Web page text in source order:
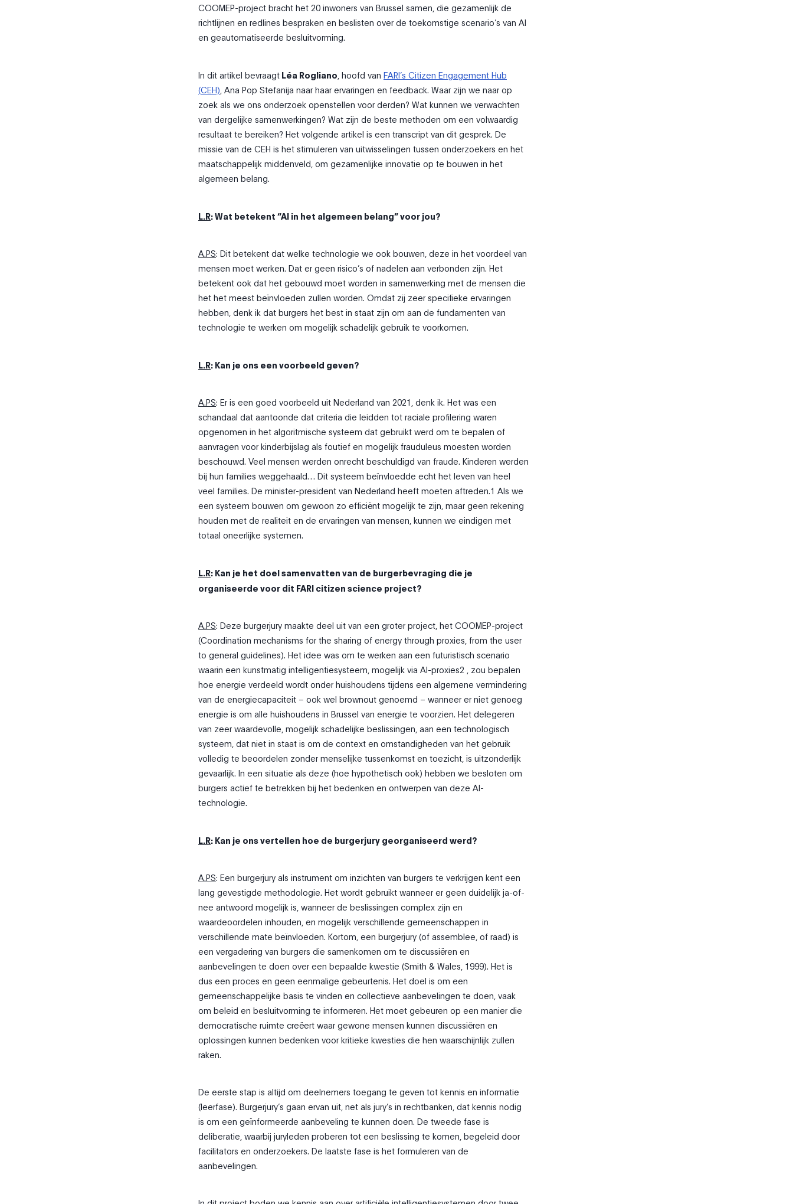
COOMEP-project bracht het 20 inwoners van Brussel samen, die gezamenlijk de
richtlijnen en redlines bespraken en beslisten over de toekomstige scenario’s van AI
en geautomatiseerde besluitvorming.
In dit artikel bevraagt Léa Rogliano, hoofd van FARI’s Citizen Engagement Hub
(CEH), Ana Pop Stefanija naar haar ervaringen en feedback. Waar zijn we naar op
zoek als we ons onderzoek openstellen voor derden? Wat kunnen we verwachten
van dergelijke samenwerkingen? Wat zijn de beste methoden om een volwaardig
resultaat te bereiken? Het volgende artikel is een transcript van dit gesprek. De
missie van de CEH is het stimuleren van uitwisselingen tussen onderzoekers en het
maatschappelijk middenveld, om gezamenlijke innovatie op te bouwen in het
algemeen belang.
L.R: Wat betekent “AI in het algemeen belang” voor jou?
A.PS: Dit betekent dat welke technologie we ook bouwen, deze in het voordeel van
mensen moet werken. Dat er geen risico’s of nadelen aan verbonden zijn. Het
betekent ook dat het gebouwd moet worden in samenwerking met de mensen die
het het meest beïnvloeden zullen worden. Omdat zij zeer specifieke ervaringen
hebben, denk ik dat burgers het best in staat zijn om aan de fundamenten van
technologie te werken om mogelijk schadelijk gebruik te voorkomen.
L.R: Kan je ons een voorbeeld geven?
A.PS: Er is een goed voorbeeld uit Nederland van 2021, denk ik. Het was een
schandaal dat aantoonde dat criteria die leidden tot raciale profilering waren
opgenomen in het algoritmische systeem dat gebruikt werd om te bepalen of
aanvragen voor kinderbijslag als foutief en mogelijk frauduleus moesten worden
beschouwd. Veel mensen werden onrecht beschuldigd van fraude. Kinderen werden
bij hun families weggehaald… Dit systeem beïnvloedde echt het leven van heel
veel families. De minister-president van Nederland heeft moeten aftreden.1 Als we
een systeem bouwen om gewoon zo efficiënt mogelijk te zijn, maar geen rekening
houden met de realiteit en de ervaringen van mensen, kunnen we eindigen met
totaal oneerlijke systemen.
L.R: Kan je het doel samenvatten van de burgerbevraging die je
organiseerde voor dit FARI citizen science project?
A.PS: Deze burgerjury maakte deel uit van een groter project, het COOMEP-project
(Coordination mechanisms for the sharing of energy through proxies, from the user
to general guidelines). Het idee was om te werken aan een futuristisch scenario
waarin een kunstmatig intelligentiesysteem, mogelijk via AI-proxies2 , zou bepalen
hoe energie verdeeld wordt onder huishoudens tijdens een algemene vermindering
van de energiecapaciteit – ook wel brownout genoemd – wanneer er niet genoeg
energie is om alle huishoudens in Brussel van energie te voorzien. Het delegeren
van zeer waardevolle, mogelijk schadelijke beslissingen, aan een technologisch
systeem, dat niet in staat is om de context en omstandigheden van het gebruik
volledig te beoordelen zonder menselijke tussenkomst en toezicht, is uitzonderlijk
gevaarlijk. In een situatie als deze (hoe hypothetisch ook) hebben we besloten om
burgers actief te betrekken bij het bedenken en ontwerpen van deze AI-
technologie.
L.R: Kan je ons vertellen hoe de burgerjury georganiseerd werd?
A.PS: Een burgerjury als instrument om inzichten van burgers te verkrijgen kent een
lang gevestigde methodologie. Het wordt gebruikt wanneer er geen duidelijk ja-of-
nee antwoord mogelijk is, wanneer de beslissingen complex zijn en
waardeoordelen inhouden, en mogelijk verschillende gemeenschappen in
verschillende mate beïnvloeden. Kortom, een burgerjury (of assemblee, of raad) is
een vergadering van burgers die samenkomen om te discussiëren en
aanbevelingen te doen over een bepaalde kwestie (Smith & Wales, 1999). Het is
dus een proces en geen eenmalige gebeurtenis. Het doel is om een
gemeenschappelijke basis te vinden en collectieve aanbevelingen te doen, vaak
om beleid en besluitvorming te informeren. Het moet gebeuren op een manier die
democratische ruimte creëert waar gewone mensen kunnen discussiëren en
oplossingen kunnen bedenken voor kritieke kwesties die hen waarschijnlijk zullen
raken.
De eerste stap is altijd om deelnemers toegang te geven tot kennis en informatie
(leerfase). Burgerjury’s gaan ervan uit, net als jury’s in rechtbanken, dat kennis nodig
is om een geïnformeerde aanbeveling te kunnen doen. De tweede fase is
deliberatie, waarbij juryleden proberen tot een beslissing te komen, begeleid door
facilitators en onderzoekers. De laatste fase is het formuleren van de
aanbevelingen.